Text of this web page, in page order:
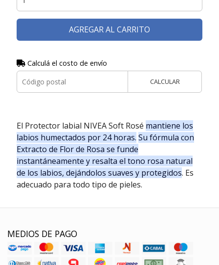
AGREGAR AL CARRITO
Calculá el costo de envío
CALCULAR
El Protector labial NIVEA Soft Rosé mantiene los
labios humectados por 24 horas. Su fórmula con
Extracto de Flor de Rosa se funde
instantáneamente y resalta el tono rosa natural
de los labios, dejándolos suaves y protegidos. Es
adecuado para todo tipo de pieles.
MEDIOS DE PAGO